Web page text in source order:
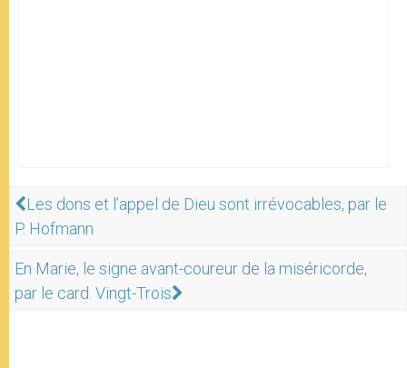
Les dons et l’appel de Dieu sont irrévocables, par le
P. Hofmann
En Marie, le signe avant-coureur de la miséricorde,
par le card. Vingt-Trois